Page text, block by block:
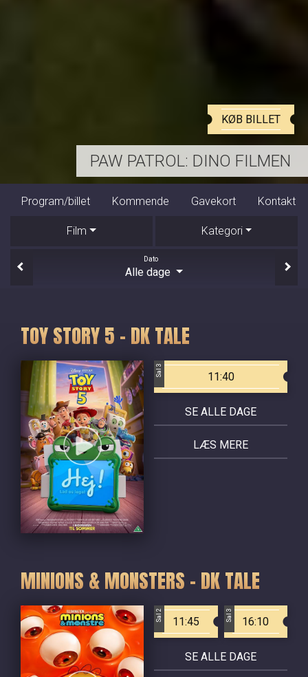
HARRY POTTER OG DE VISES STEN
KØB BILLET
Program/billet Kommende Gavekort Kontakt
Film Kategori
Dato
Alle dage
TOY STORY 5 - DK TALE
Sal 3 11:40
SE ALLE DAGE
LÆS MERE
MINIONS & MONSTERS - DK TALE
Sal 2 11:45 Sal 3 16:10
SE ALLE DAGE